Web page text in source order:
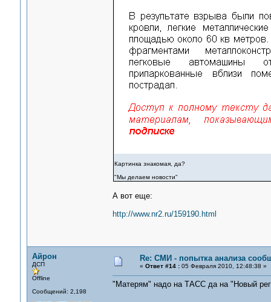
Картинка знакомая, да?
"Мы делаем новости"
А вот еще:
http://www.nr2.ru/159190.html
Айрон
ДСП
Offline
Сообщений: 2,198
Re: СМИ - попытка анализа
« Ответ #14 :05 Февраля 2010, 12:48:38 »
"Матерям" надо на ТАСС да на "Новый